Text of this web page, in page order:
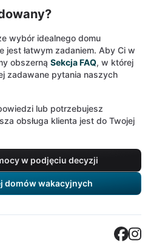
wybór idealnego domu
jest łatwym zadaniem. Aby Ci w
obszerną Sekcja FAQ, w której
zadawane pytania naszych
lub potrzebujesz
obsługa klienta jest do Twojej
w podjęciu decyzji
domów wakacyjnych